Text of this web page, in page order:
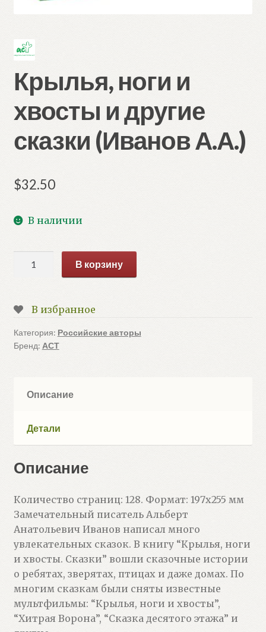
Крылья, ноги и
хвосты и другие
сказки (Иванов А.А.)
$32.50
В наличии
и
хвосты
и
(Иванов
В корзину
В избранное
Категория: Российские авторы
Бренд: АСТ
Описание
Детали
Описание
Количество страниц: 128. Формат: 197х255 мм
Замечательный писатель Альберт
Анатольевич Иванов написал много
увлекательных сказок. В книгу “Крылья, ноги
и хвосты. Сказки” вошли сказочные истории
о ребятах, зверятах, птицах и даже домах. По
многим сказкам были сняты известные
мультфильмы: “Крылья, ноги и хвосты”,
“Хитрая Ворона”, “Сказка десятого этажа” и